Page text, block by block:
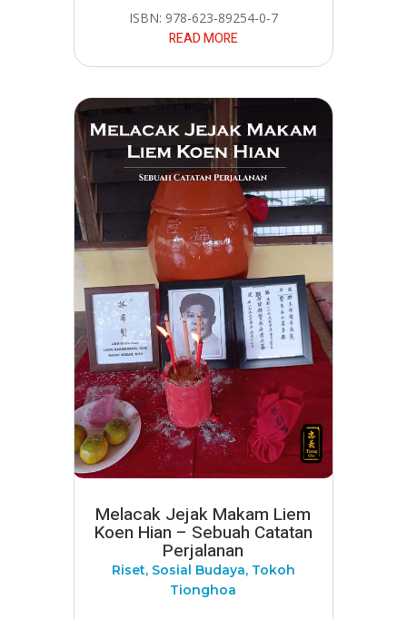
ISBN: 978-623-89254-0-7
READ MORE
Melacak Jejak Makam Liem
Koen Hian – Sebuah Catatan
Perjalanan
Riset, Sosial Budaya, Tokoh
Tionghoa